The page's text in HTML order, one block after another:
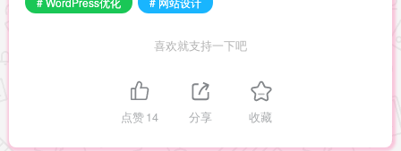
喜欢就支持一下吧
点赞14 分享 收藏